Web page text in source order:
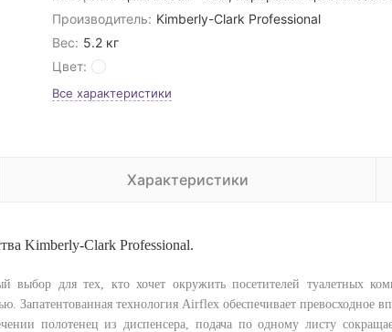
Производитель: Kimberly-Clark Professional
Вес: 5.2 кг
Цвет:
Все характеристики
Характеристики
Kimberly-Clark Professional.
для тех, кто хочет окружить посетителей туалетных
Запатентованная технология Airflex обеспечивает превосходное
полотенец из диспенсера, подача по одному листу